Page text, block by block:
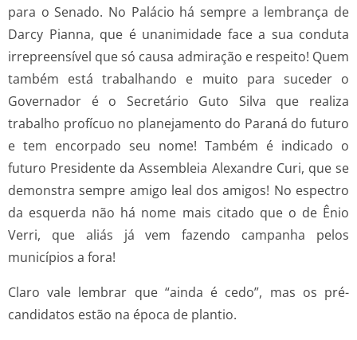
para o Senado. No Palácio há sempre a lembrança de
Darcy Pianna, que é unanimidade face a sua conduta
irrepreensível que só causa admiração e respeito! Quem
também está trabalhando e muito para suceder o
Governador é o Secretário Guto Silva que realiza
trabalho profícuo no planejamento do Paraná do futuro
e tem encorpado seu nome! Também é indicado o
futuro Presidente da Assembleia Alexandre Curi, que se
demonstra sempre amigo leal dos amigos! No espectro
da esquerda não há nome mais citado que o de Ênio
Verri, que aliás já vem fazendo campanha pelos
municípios a fora!
Claro vale lembrar que “ainda é cedo”, mas os pré-
candidatos estão na época de plantio.